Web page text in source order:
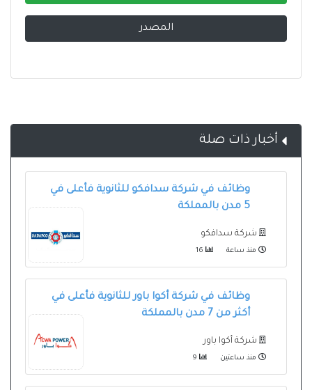
المصدر
أخبار ذات صلة
وظائف في شركة سدافكو للثانوية فأعلى في
5 مدن بالمملكة
شركة سدافكو
منذ ساعة
وظائف في شركة أكوا باور للثانوية فأعلى في
أكثر من 7 مدن بالمملكة
شركة أكوا باور
منذ ساعتين